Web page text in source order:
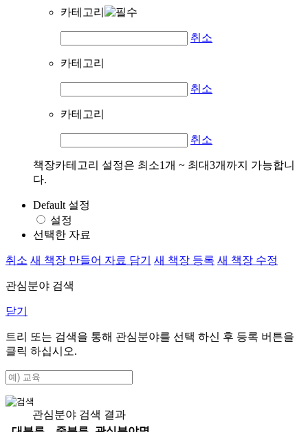
카테고리
취소
카테고리
취소
카테고리
취소
책장카테고리 설정은 최소1개 ~ 최대3개까지 가능합니
다.
Default 설정
설정
선택한 자료
취소 새 책장 만들어 자료 담기 새 책장 등록 새 책장 수정
관심분야 검색
닫기
트리 또는 검색을 통해 관심분야를 선택 하신 후 등록 버튼을
클릭 하십시오.
관심분야 검색 결과